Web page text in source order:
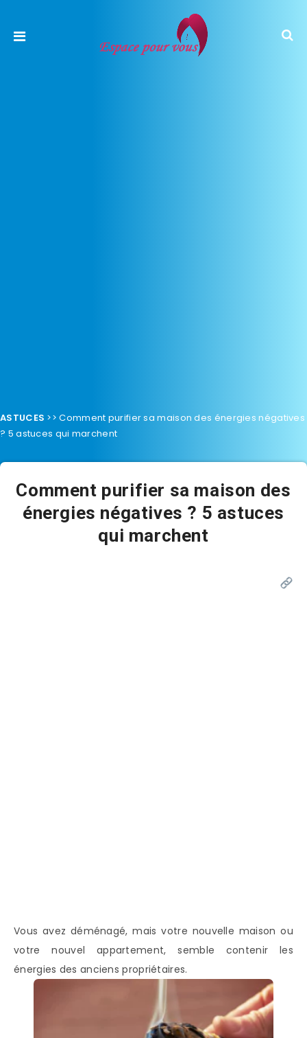
ASTUCES >>Comment purifier sa maison des énergies négatives
? 5 astuces qui marchent
Comment purifier sa maison des
énergies négatives ? 5 astuces
qui marchent
Vous avez déménagé, mais votre nouvelle maison ou
votre nouvel appartement, semble contenir les
énergies des anciens propriétaires.